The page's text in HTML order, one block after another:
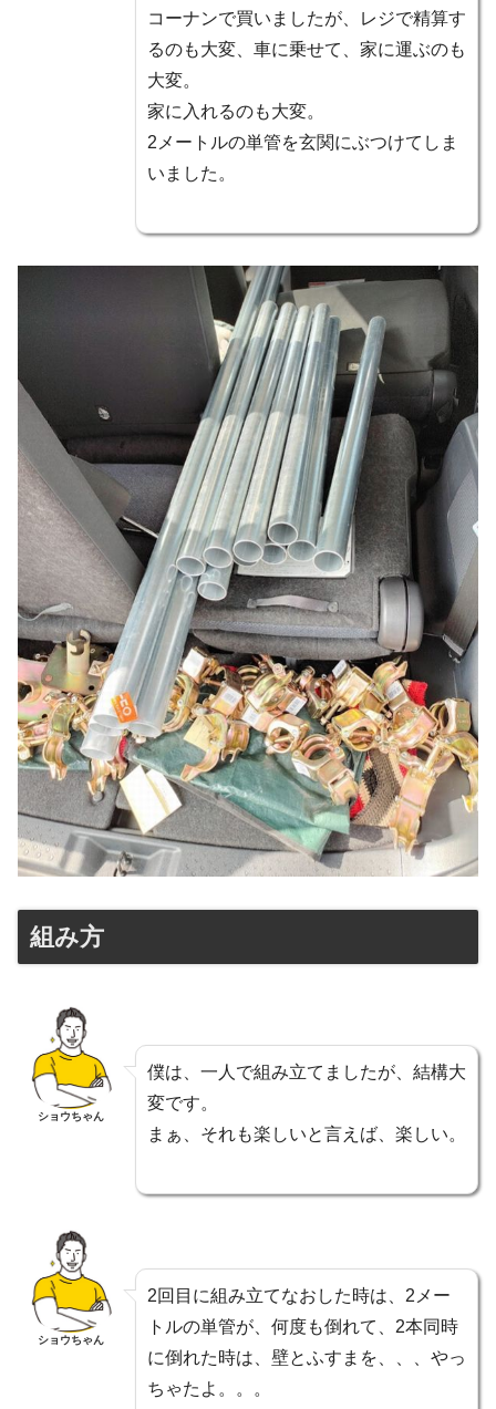
コーナンで買いましたが、レジで精算す
るのも大変、車に乗せて、家に運ぶのも
大変。
家に入れるのも大変。
2メートルの単管を玄関にぶつけてしま
いました。
組み方
ショウちゃん
僕は、一人で組み立てましたが、結構大
変です。
まぁ、それも楽しいと言えば、楽しい。
ショウちゃん
2回目に組み立てなおした時は、2メー
トルの単管が、何度も倒れて、2本同時
に倒れた時は、壁とふすまを、、、やっ
ちゃたよ。。。